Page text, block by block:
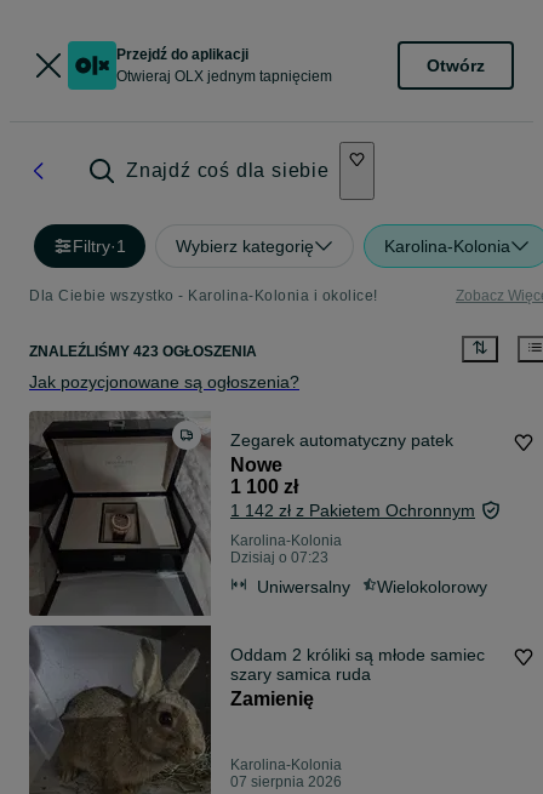
Przejdź do aplikacji
Otwieraj OLX jednym tapnięciem
Otwórz
Znajdź coś dla siebie
Filtry·1 Wybierz kategorię Karolina-Kolonia
Dla Ciebie wszystko - Karolina-Kolonia i okolice! Zobacz
ZNALEŹLIŚMY 423 OGŁOSZENIA
Jak pozycjonowane są ogłoszenia?
Zegarek automatyczny patek
Nowe
1 100 zł
1 142 zł z Pakietem Ochronnym
Karolina-Kolonia
Dzisiaj o 07:23
Uniwersalny Wielokolorowy
Oddam 2 króliki są młode samiec
szary samica ruda
Zamienię
Karolina-Kolonia
07 sierpnia 2026